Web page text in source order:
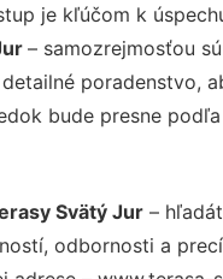
je kľúčom k
– samozrejmosťou
poradenstvo,
bude presne
Svätý Jur –
odbornosti a